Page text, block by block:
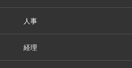
人事
経理